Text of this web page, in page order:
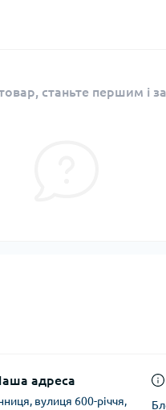
станьте першим і
адреса
вулиця 600-річчя,